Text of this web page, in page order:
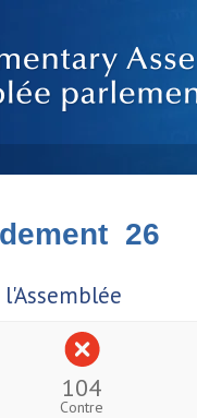
26
104
Contre